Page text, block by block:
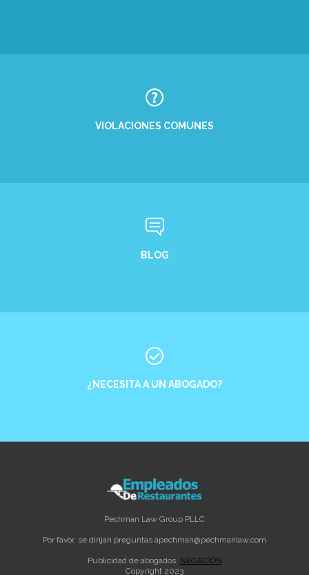
VIOLACIONES COMUNES
BLOG
¿NECESITA A UN ABOGADO?
Pechman Law Group PLLC
Por favor, se dirijan preguntas apechman@pechmanlaw.com
Publicidad de abogados. NEGACIÓN
Copyright 2023